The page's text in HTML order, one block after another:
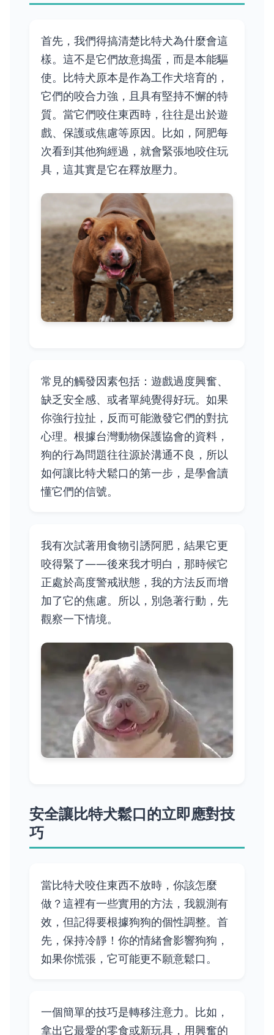
首先，我們得搞清楚比特犬為什麼會這
樣。這不是它們故意搗蛋，而是本能驅
使。比特犬原本是作為工作犬培育的，
它們的咬合力強，且具有堅持不懈的特
質。當它們咬住東西時，往往是出於遊
戲、保護或焦慮等原因。比如，阿肥每
次看到其他狗經過，就會緊張地咬住玩
具，這其實是它在釋放壓力。
常見的觸發因素包括：遊戲過度興奮、
缺乏安全感、或者單純覺得好玩。如果
你強行拉扯，反而可能激發它們的對抗
心理。根據台灣動物保護協會的資料，
狗的行為問題往往源於溝通不良，所以
如何讓比特犬鬆口的第一步，是學會讀
懂它們的信號。
我有次試著用食物引誘阿肥，結果它更
咬得緊了——後來我才明白，那時候它
正處於高度警戒狀態，我的方法反而增
加了它的焦慮。所以，別急著行動，先
觀察一下情境。
安全讓比特犬鬆口的立即應對技
巧
當比特犬咬住東西不放時，你該怎麼
做？這裡有一些實用的方法，我親測有
效，但記得要根據狗狗的個性調整。首
先，保持冷靜！你的情緒會影響狗狗，
如果你慌張，它可能更不願意鬆口。
一個簡單的技巧是轉移注意力。比如，
拿出它最愛的零食或新玩具，用興奮的